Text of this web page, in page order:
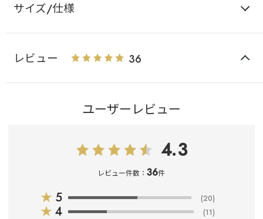
サイズ/仕様
レビュー 36
ユーザーレビュー
4.3
レビュー件数：36件
★ 5 (20)
★ 4 (11)